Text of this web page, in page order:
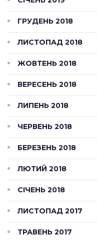
ГРУДЕНЬ 2018
ЛИСТОПАД 2018
ЖОВТЕНЬ 2018
ВЕРЕСЕНЬ 2018
ЛИПЕНЬ 2018
ЧЕРВЕНЬ 2018
БЕРЕЗЕНЬ 2018
ЛЮТИЙ 2018
СІЧЕНЬ 2018
ЛИСТОПАД 2017
ТРАВЕНЬ 2017